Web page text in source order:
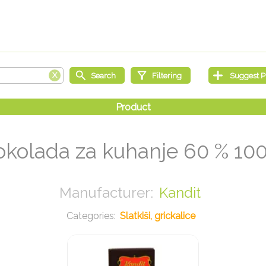
za kuhanje 60 %
Kandit
Slatkiši, grickalice